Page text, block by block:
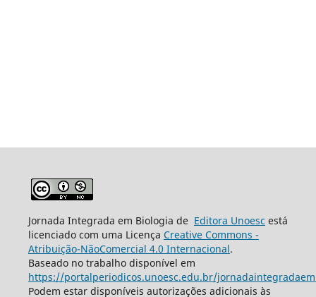
Jornada Integrada em Biologia de Editora Unoesc está
licenciado com uma Licença Creative Commons -
Atribuição-NãoComercial 4.0 Internacional.
Baseado no trabalho disponível em
https://portalperiodicos.unoesc.edu.br/
Podem estar disponíveis autorizações adicionais às